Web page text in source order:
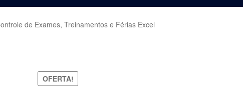
de Exames, Treinamentos e Férias Excel
OFERTA!